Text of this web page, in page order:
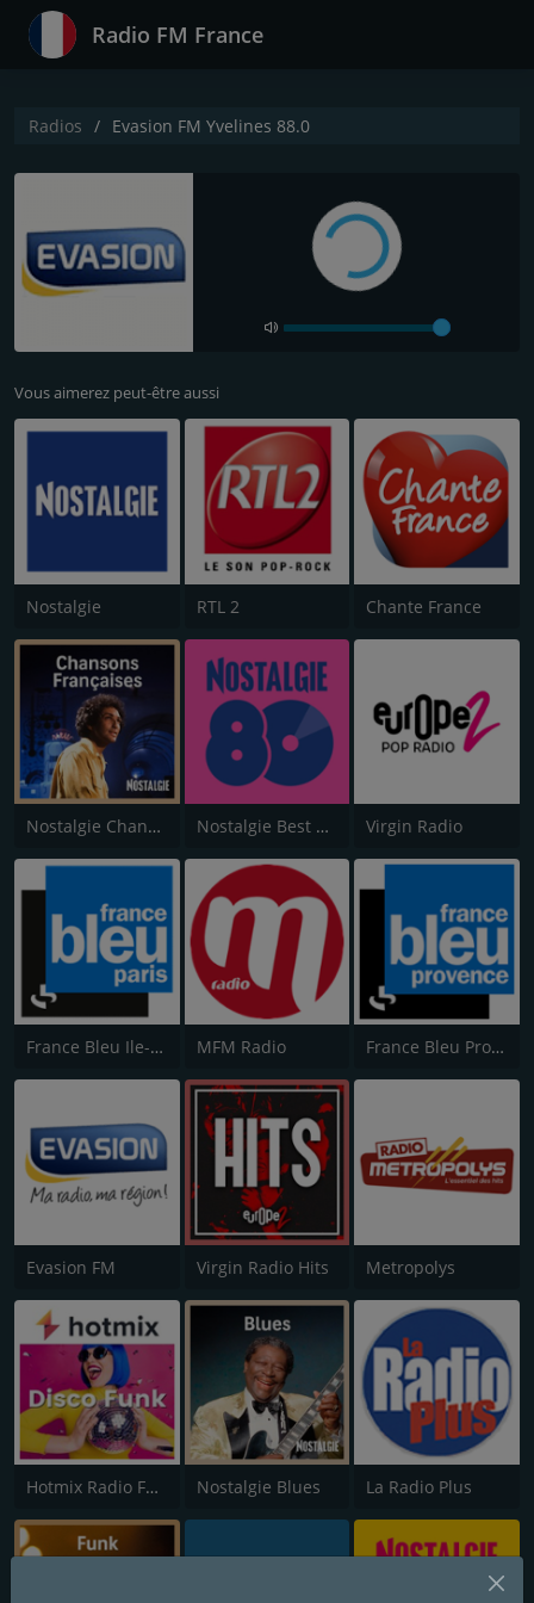
Radio FM France
Radios Evasion FM Yvelines 88.0
Vous aimerez peut-être aussi
Nostalgie RTL 2 Chante France
Nostalgie Chansons Françaises Nostalgie Best of 80s Virgin Radio
France Bleu Ile-de-France MFM Radio France Bleu Provence
Evasion FM Virgin Radio Hits Metropolys
Hotmix Radio Funky Nostalgie Blues La Radio Plus